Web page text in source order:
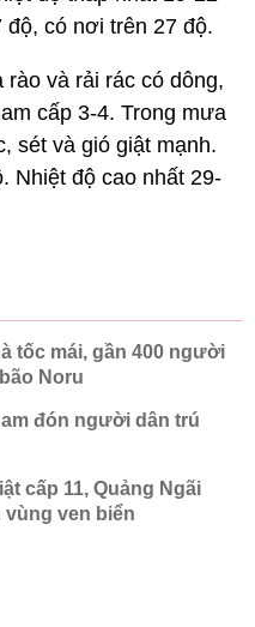
độ, có nơi trên 27 độ.
rào và rải rác có dông,
cấp 3-4. Trong mưa
sét và gió giật mạnh.
Nhiệt độ cao nhất 29-
tốc mái, gần 400 người
Noru
đón người dân trú
cấp 11, Quảng Ngãi
ven biển